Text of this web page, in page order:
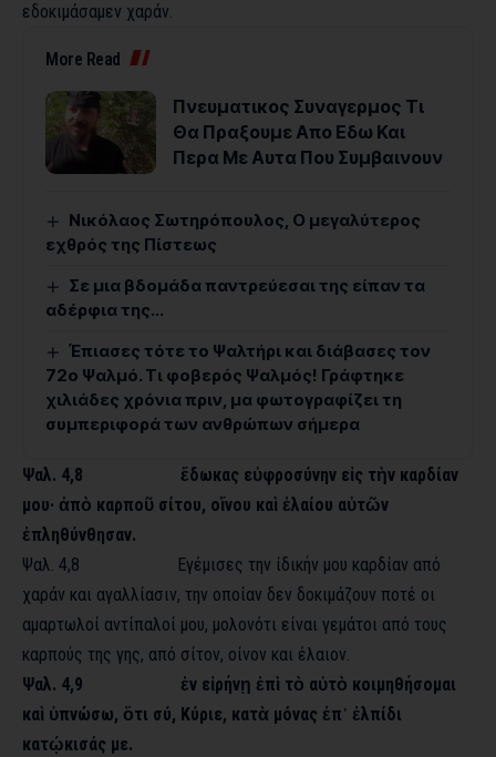
εδοκιμάσαμεν χαράν.
More Read
Πνευματικος Συναγερμος Τι
Θα Πραξουμε Απο Εδω Και
Περα Με Αυτα Που Συμβαινουν
Νικόλαος Σωτηρόπουλος, Ο μεγαλύτερος
εχθρός της Πίστεως
Σε μια βδομάδα παντρεύεσαι της είπαν τα
αδέρφια της…
Έπιασες τότε το Ψαλτήρι και διάβασες τον
72ο Ψαλμό. Τι φοβερός Ψαλμός! Γρά­φτηκε
χιλιάδες χρόνια πριν, μα φωτογραφίζει τη
συμπεριφορά των ανθρώπων σήμερα
Ψαλ. 4,8 ἔδωκας εὐφροσύνην εἰς τὴν καρδίαν
μου· ἀπὸ καρποῦ σίτου, οἴνου καὶ ἐλαίου αὐτῶν
ἐπληθύνθησαν.
Ψαλ. 4,8 Εγέμισες την ίδικήν μου καρδίαν από
χαράν και αγαλλίασιν, την οποίαν δεν δοκιμάζουν ποτέ οι
αμαρτωλοί αντίπαλοί μου, μολονότι είναι γεμάτοι από τους
καρπούς της γης, από σίτον, οίνον και έλαιον.
Ψαλ. 4,9 ἐν εἰρήνῃ ἐπὶ τὸ αὐτὸ κοιμηθήσομαι
καὶ ὑπνώσω, ὅτι σύ, Κύριε, κατὰ μόνας ἐπ᾿ ἐλπίδι
κατῴκισάς με.